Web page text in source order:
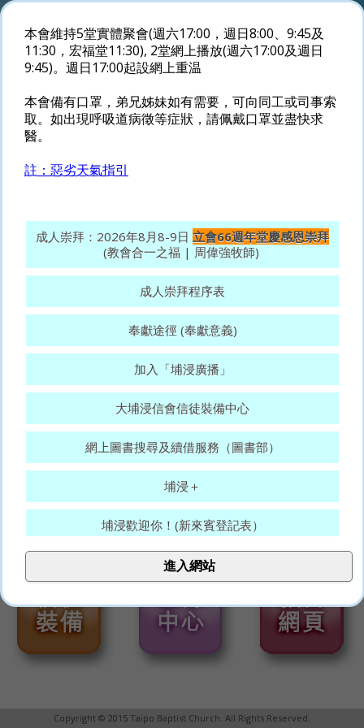
Copyright © 2015 Taipo Baptist Church. All Rights Reserved.
本會維持5堂實體聚會(週六17:00，週日8:00、9:45及
11:30，宏福堂11:30), 2堂網上播放(週六17:00及週日
9:45)。週日17:00起設網上重温
本會備有口罩，弟兄姊妹如有需要，可向同工或司事索
取。如出現呼吸道病徵等症狀，請佩戴口罩並盡快求
醫。
註：惡劣天氣指引
成人崇拜：2026年8月8-9日 立會66週年堂慶感恩崇拜
(教會合一之福 | 周偉強牧師)
成人崇拜程序表
奉獻途徑 (奉獻意義)
加入「埔浸廣播」
大埔浸信會信徒裝備中心
網上圖書搜尋及續借服務（圖書部）
埔浸＋
埔浸歡迎你！(新來賓登記表）
大埔浸信會代禱表
願賜平安的神，常和你們眾人同在。(羅15:33)
進入網站